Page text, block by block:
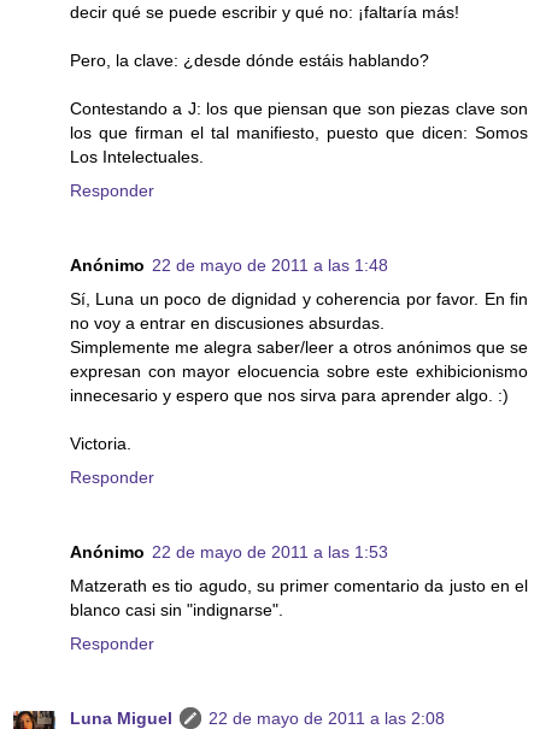
decir qué se puede escribir y qué no: ¡faltaría más!
Pero, la clave: ¿desde dónde estáis hablando?
Contestando a J: los que piensan que son piezas clave son
los que firman el tal manifiesto, puesto que dicen: Somos
Los Intelectuales.
Responder
Anónimo 22 de mayo de 2011 a las 1:48
Sí, Luna un poco de dignidad y coherencia por favor. En fin
no voy a entrar en discusiones absurdas.
Simplemente me alegra saber/leer a otros anónimos que se
expresan con mayor elocuencia sobre este exhibicionismo
innecesario y espero que nos sirva para aprender algo. :)
Victoria.
Responder
Anónimo 22 de mayo de 2011 a las 1:53
Matzerath es tio agudo, su primer comentario da justo en el
blanco casi sin "indignarse".
Responder
Luna Miguel
22 de mayo de 2011 a las 2:08